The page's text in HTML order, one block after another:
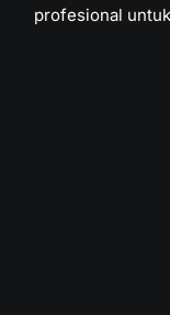
profesional